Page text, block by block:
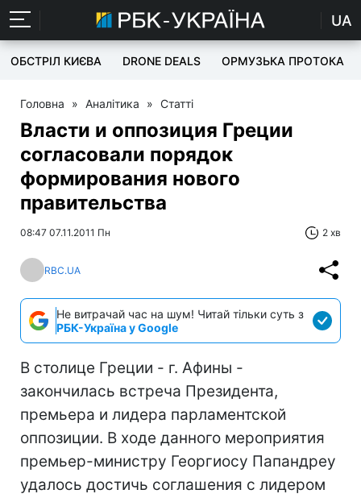
UA
ОБСТРІЛ КИЄВА DRONE DEALS ОРМУЗЬКА ПРОТОКА
Головна » Аналітика » Статті
Власти и оппозиция Греции
согласовали порядок
формирования нового
правительства
08:47 07.11.2011 Пн 2 хв
RBC.UA
Не витрачай час на шум! Читай тільки суть з
РБК-Україна у Google
В столице Греции - г. Афины -
закончилась встреча Президента,
премьера и лидера парламентской
оппозиции. В ходе данного мероприятия
премьер-министру Георгиосу Папандреу
удалось достичь соглашения с лидером